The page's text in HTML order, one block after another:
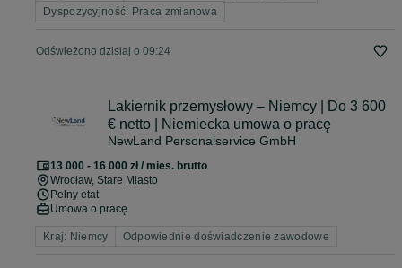
Dyspozycyjność: Praca zmianowa
Odświeżono dzisiaj o 09:24
Lakiernik przemysłowy – Niemcy | Do 3 600
€ netto | Niemiecka umowa o pracę
NewLand Personalservice GmbH
13 000 - 16 000 zł / mies. brutto
Wrocław, Stare Miasto
Pełny etat
Umowa o pracę
Kraj: Niemcy Odpowiednie doświadczenie zawodowe